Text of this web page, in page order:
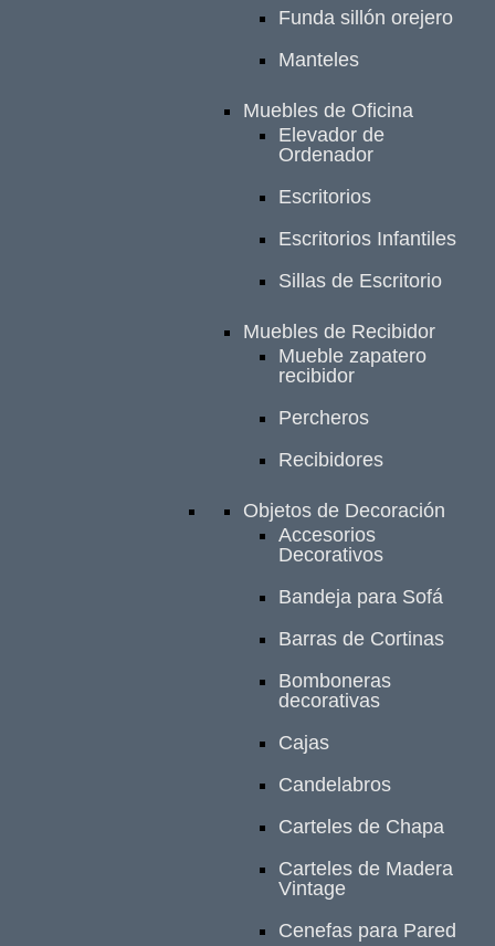
Funda sillón orejero
Manteles
Muebles de Oficina
Elevador de
Ordenador
Escritorios
Escritorios Infantiles
Sillas de Escritorio
Muebles de Recibidor
Mueble zapatero
recibidor
Percheros
Recibidores
Objetos de Decoración
Accesorios
Decorativos
Bandeja para Sofá
Barras de Cortinas
Bomboneras
decorativas
Cajas
Candelabros
Carteles de Chapa
Carteles de Madera
Vintage
Cenefas para Pared